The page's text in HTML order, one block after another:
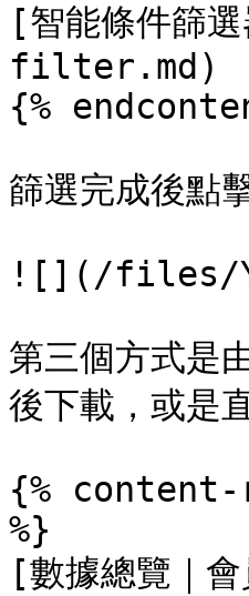
[智能條件
filter.md)
{%
篩選完成後點
![](/files/
第三個方式是
後下載，或是
{% content-
%}
[數據總覽